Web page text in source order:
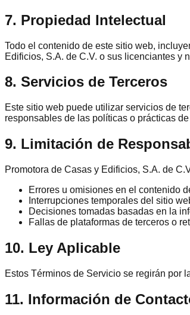
7. Propiedad Intelectual
Todo el contenido de este sitio web,
Edificios, S.A. de C.V. o sus licenciantes y
8. Servicios de Terceros
Este sitio web puede utilizar servicios de
responsables de las políticas o prácticas
9. Limitación de
Promotora de Casas y Edificios, S.A. de
Errores u omisiones en el contenido
Interrupciones temporales del sitio
Decisiones tomadas basadas en la
Fallas de plataformas de terceros o
10. Ley Aplicable
Estos Términos de Servicio se regirán por
11. Información de